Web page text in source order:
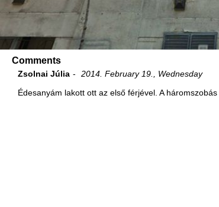
Comments
Zsolnai Júlia 2014. February 19., Wednesday
Édesanyám lakott ott az első férjével. A